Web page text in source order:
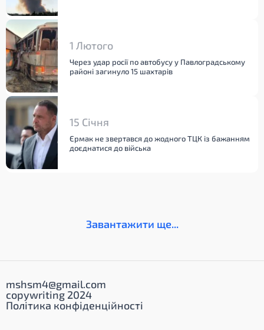
1 Лютого
Через удар росії по автобусу у Павлоградському
районі загинуло 15 шахтарів
15 Січня
Єрмак не звертався до жодного ТЦК із бажанням
доєднатися до війська
Завантажити ще...
mshsm4@gmail.com
copywriting 2024
Політика конфіденційності